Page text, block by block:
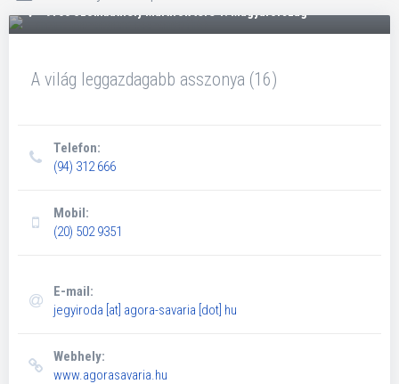
A világ leggazdagabb asszonya (16)
Telefon:
(94) 312 666
Mobil:
(20) 502 9351
E-mail:
jegyiroda [at] agora-savaria [dot] hu
Webhely:
www.agorasavaria.hu